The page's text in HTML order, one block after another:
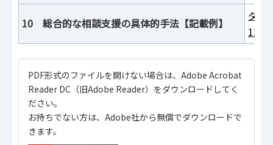
10 総合的な相談支援の具体的手法【記載例】
ダウ
PDF形式のファイルを開けない場合は、Adobe Acrobat
Reader DC（旧Adobe Reader）をダウンロードしてく
ださい。
お持ちでない方は、Adobe社から無償でダウンロードで
きます。